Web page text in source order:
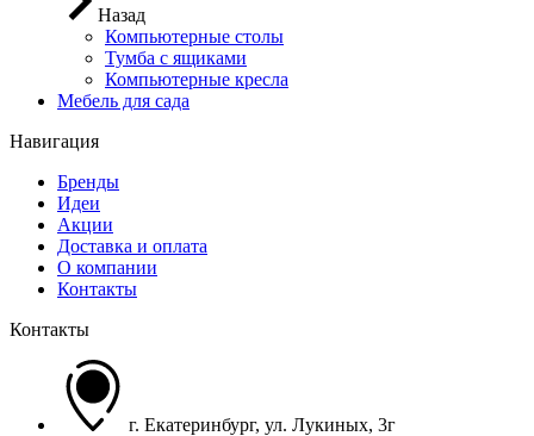
Назад
Компьютерные столы
Тумба с ящиками
Компьютерные кресла
Мебель для сада
Навигация
Бренды
Идеи
Акции
Доставка и оплата
О компании
Контакты
Контакты
г. Екатеринбург, ул. Лукиных, 3г